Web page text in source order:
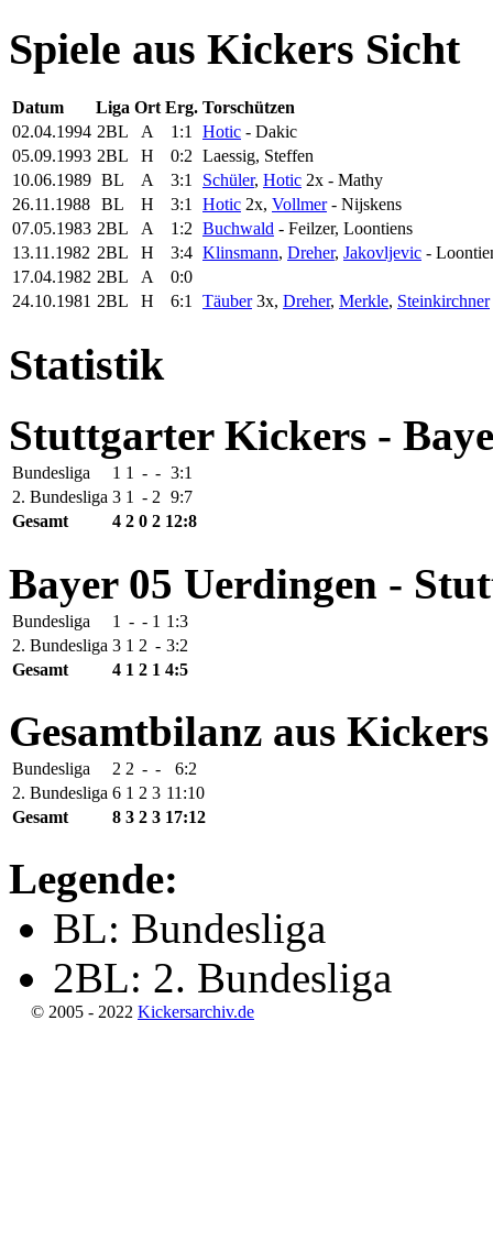
Spiele aus Kickers Sicht
Datum Liga Ort Erg. Torschützen
02.04.1994 2BL A 1:1 Hotic - Dakic
05.09.1993 2BL H 0:2 Laessig, Steffen
10.06.1989 BL A 3:1 Schüler, Hotic 2x - Mathy
26.11.1988 BL H 3:1 Hotic 2x, Vollmer- Nijskens
07.05.1983 2BL A 1:2 Buchwald - Feilzer, Loontiens
13.11.1982 2BL H 3:4 Klinsmann, Dreher, Jakovljevic -
17.04.1982 2BL A
0:0
24.10.1981 2BL H 6:1 Täuber3x, Dreher, Merkle, Steinkirchner
Statistik
Stuttgarter Kickers -
Bundesliga 1 1 - - 3:1
2. Bundesliga 3 1 - 2 9:7
Gesamt
4 2 0 2 12:8
Bayer 05 Uerdingen -
Bundesliga 1 - - 1 1:3
2. Bundesliga 3 1 2 - 3:2
Gesamt
4 1 2 1 4:5
Gesamtbilanz aus
Bundesliga 2 2 - -
6:2
2. Bundesliga 6 1 2 3 11:10
Gesamt
8 3 2 3 17:12
Legende:
BL: Bundesliga
2BL: 2. Bundesliga
© 2005 - 2022 Kickersarchiv.de